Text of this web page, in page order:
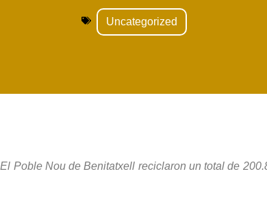
Uncategorized
Poble Nou de Benitatxell reciclaron un total de